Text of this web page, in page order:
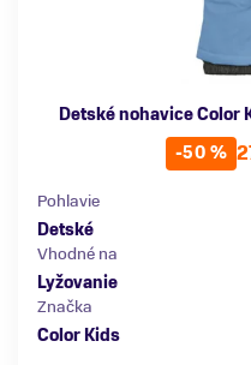
Detské nohavice Color
-50 %
Pohlavie
Detské
Vhodné na
Lyžovanie
Značka
Color Kids